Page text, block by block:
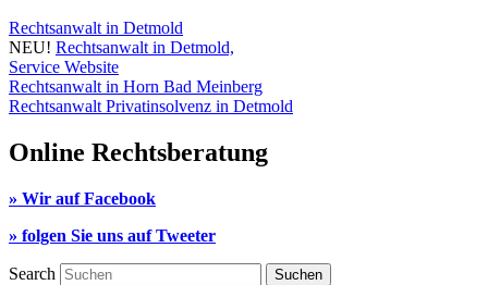
Rechtsanwalt in Detmold
NEU! Rechtsanwalt in Detmold,
Service Website
Rechtsanwalt in Horn Bad Meinberg
Rechtsanwalt Privatinsolvenz in Detmold
Online Rechtsberatung
» Wir auf Facebook
» folgen Sie uns auf Tweeter
Search